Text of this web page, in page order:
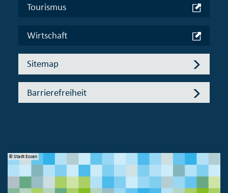
Tourismus
Wirtschaft
Sitemap
Barrierefreiheit
© Stadt Essen